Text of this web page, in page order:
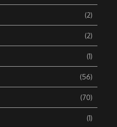
(2)
(2)
(1)
(56)
(70)
(1)